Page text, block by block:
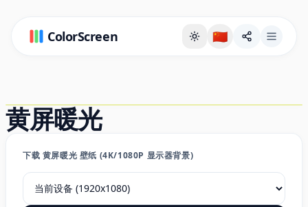
ColorScreen 🇨🇳
黄屏暖光
下载 黄屏暖光 壁纸 (4K/1080P 显示器背景)